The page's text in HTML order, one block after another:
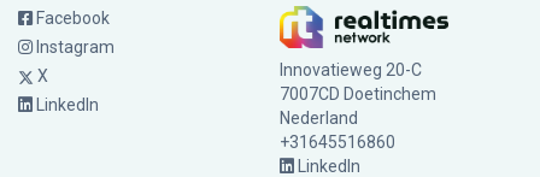
Facebook
Instagram
X
LinkedIn
Innovatieweg 20-C
7007CD Doetinchem
Nederland
+31645516860
LinkedIn